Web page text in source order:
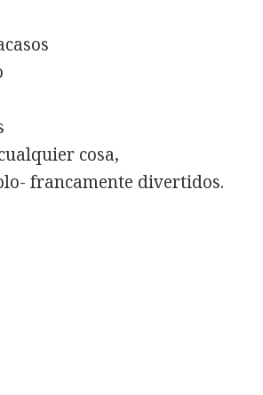
cosa,
francamente divertidos.